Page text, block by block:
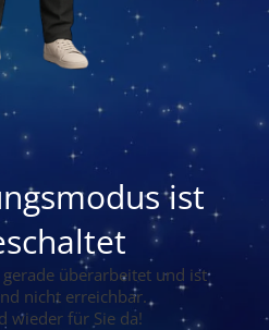
ist
überarbeitet und ist
nicht erreichbar.
wieder für Sie da!